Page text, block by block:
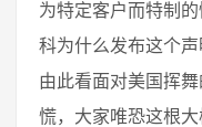
为特定客户而特制
科为什么发布这个声
由此看面对美国挥
慌，大家唯恐这根